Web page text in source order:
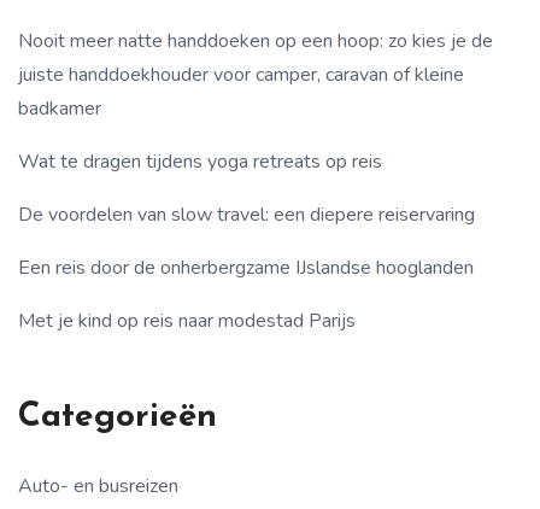
Nooit meer natte handdoeken op een hoop: zo kies je de
juiste handdoekhouder voor camper, caravan of kleine
badkamer
Wat te dragen tijdens yoga retreats op reis
De voordelen van slow travel: een diepere reiservaring
Een reis door de onherbergzame IJslandse hooglanden
Met je kind op reis naar modestad Parijs
Categorieën
Auto- en busreizen